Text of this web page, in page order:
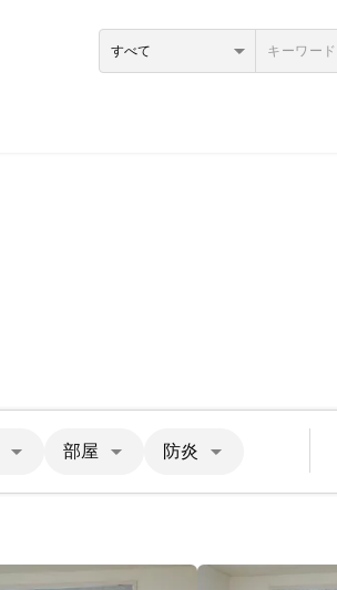
部屋 防炎